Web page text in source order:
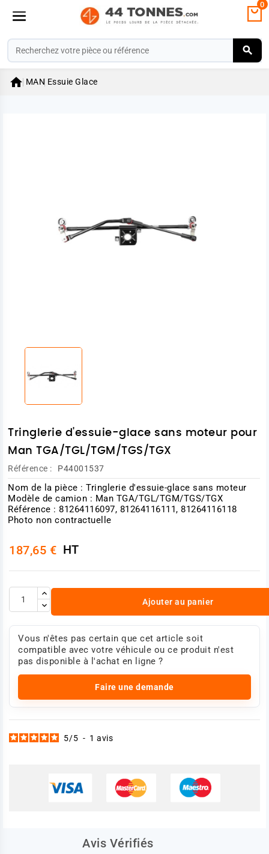
0
 MAN Essuie Glace
Tringlerie d'essuie-glace sans moteur pour
Man TGA/TGL/TGM/TGS/TGX
Référence : P44001537
Nom de la pièce : Tringlerie d'essuie-glace sans moteur
Modèle de camion : Man TGA/TGL/TGM/TGS/TGX
Référence : 81264116097, 81264116111, 81264116118
Photo non contractuelle
187,65 € HT
Ajouter au panier
Vous n'êtes pas certain que cet article soit
compatible avec votre véhicule ou ce produit n'est
pas disponible à l'achat en ligne ?
Faire une demande
5/5 - 1 avis
Avis Vérifiés